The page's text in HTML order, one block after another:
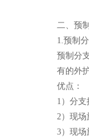
二、预
1.预制
预制分
有的外
优点：
1）分
2）现
3）现